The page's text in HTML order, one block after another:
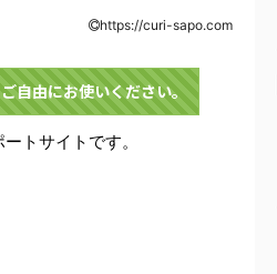
https://curi-sapo.com
自由にお使いください。
トサイトです。